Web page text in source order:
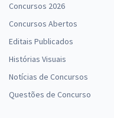
UFMA - Universidade
Concursos 2026
Concursos Abertos
Editais Publicados
Histórias Visuais
Notícias de Concursos
Questões de Concurso